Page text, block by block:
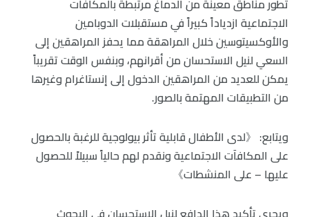
الاجتماعية ازدياداً كبيراً في مستقبلات الدوبامين
والأوكسيتوسين خلال المراهقة مما يحفز المراهقين إلى
السعي لنيل الاستحسان من أقرانهم، وبنفس الوقت تقريباً
يمكن للعديد من المراهقين الدخول إلى إنستاغرام وغيرها
من التطبيقات المهتمة بالصور.
ويتابع: 《لدى الأطفال قابلية تأثر بيولوجية للرغبة بالحصول
على المكافآت الاجتماعية ونقدم لهم حالياً سبيلاً للحصول
عليها – على المنشطات》